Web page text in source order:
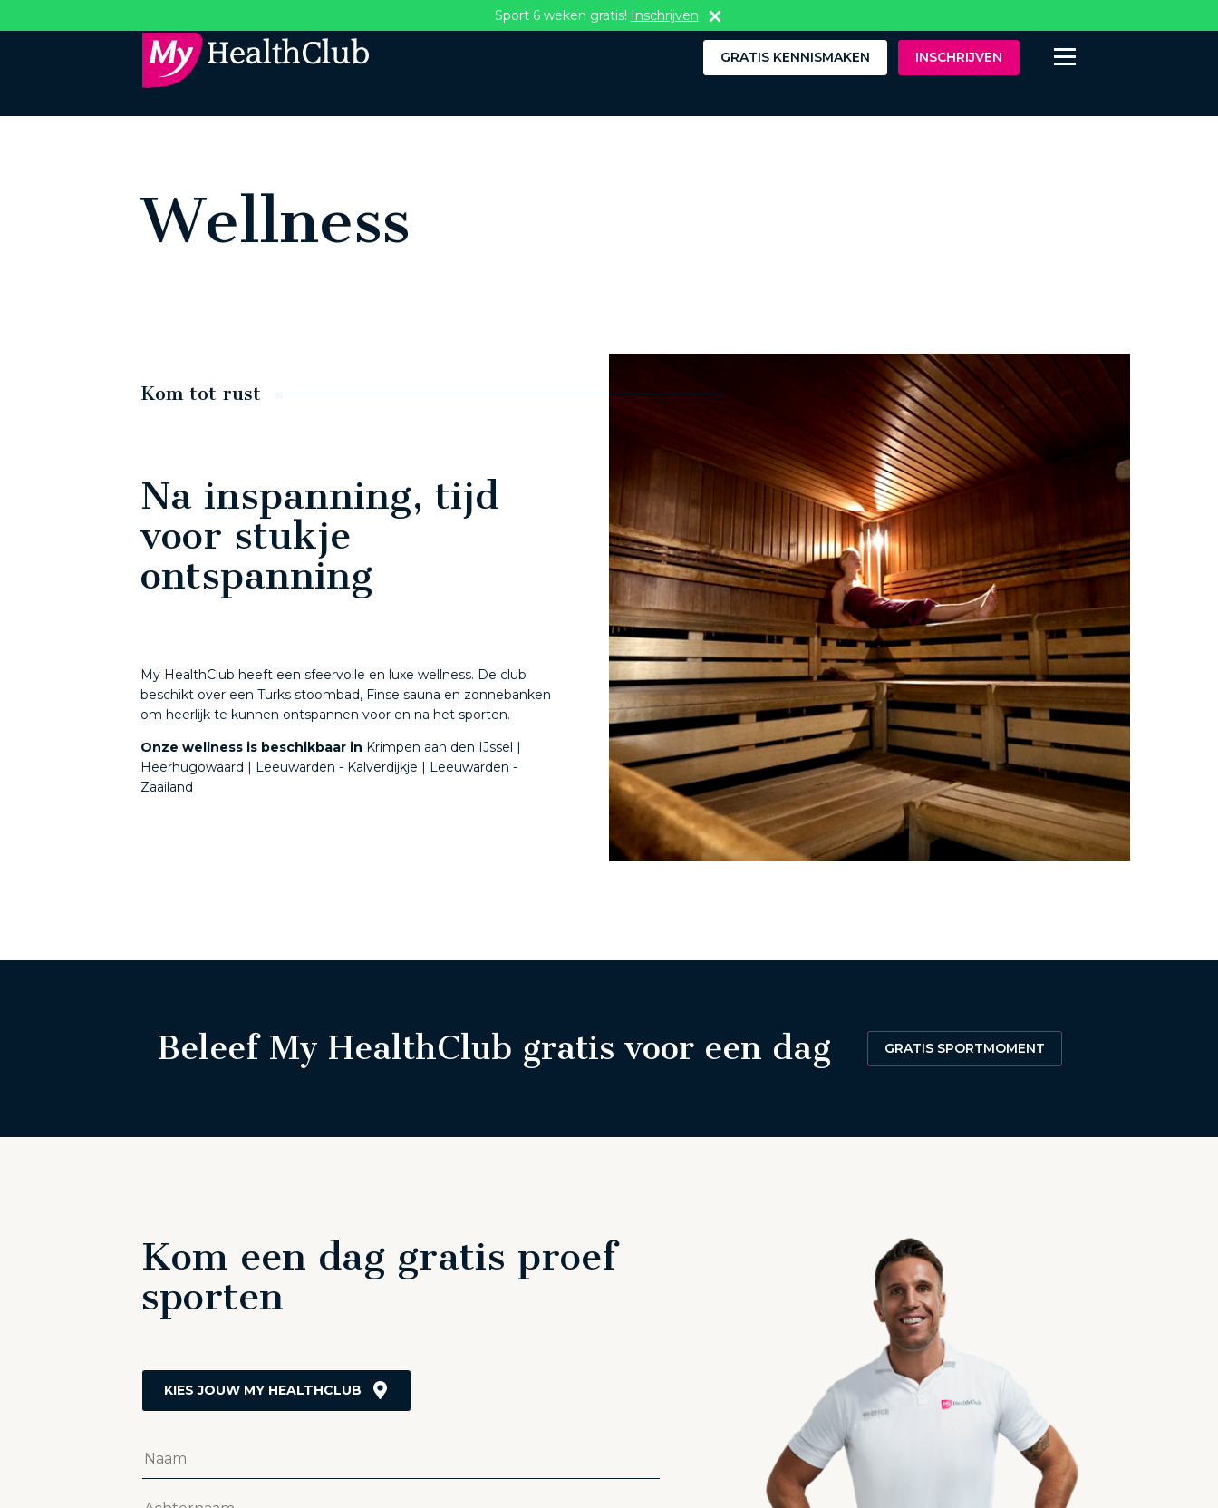
GRATIS KENNISMAKEN INSCHRIJVEN
Sport 6 weken gratis! Inschrijven
Wellness
Kom tot rust
Na inspanning, tijd
voor stukje
ontspanning
My HealthClub heeft een sfeervolle en luxe wellness. De club
beschikt over een Turks stoombad, Finse sauna en zonnebanken
om heerlijk te kunnen ontspannen voor en na het sporten.
Onze wellness is beschikbaar in Krimpen aan den IJssel |
Heerhugowaard | Leeuwarden - Kalverdijkje | Leeuwarden -
Zaailand
Beleef My HealthClub gratis voor een dag GRATIS SPORTMOMENT
Kom een dag gratis proef
sporten